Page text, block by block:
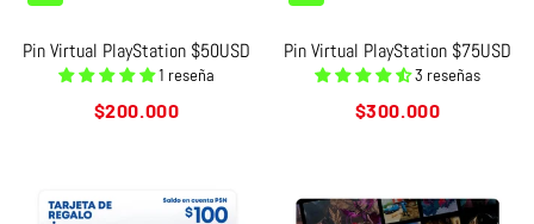
Pin Virtual PlayStation $50USD
1 reseña
Precio
$200.000
Pin Virtual PlayStation $75USD
3 reseñas
Precio
$300.000